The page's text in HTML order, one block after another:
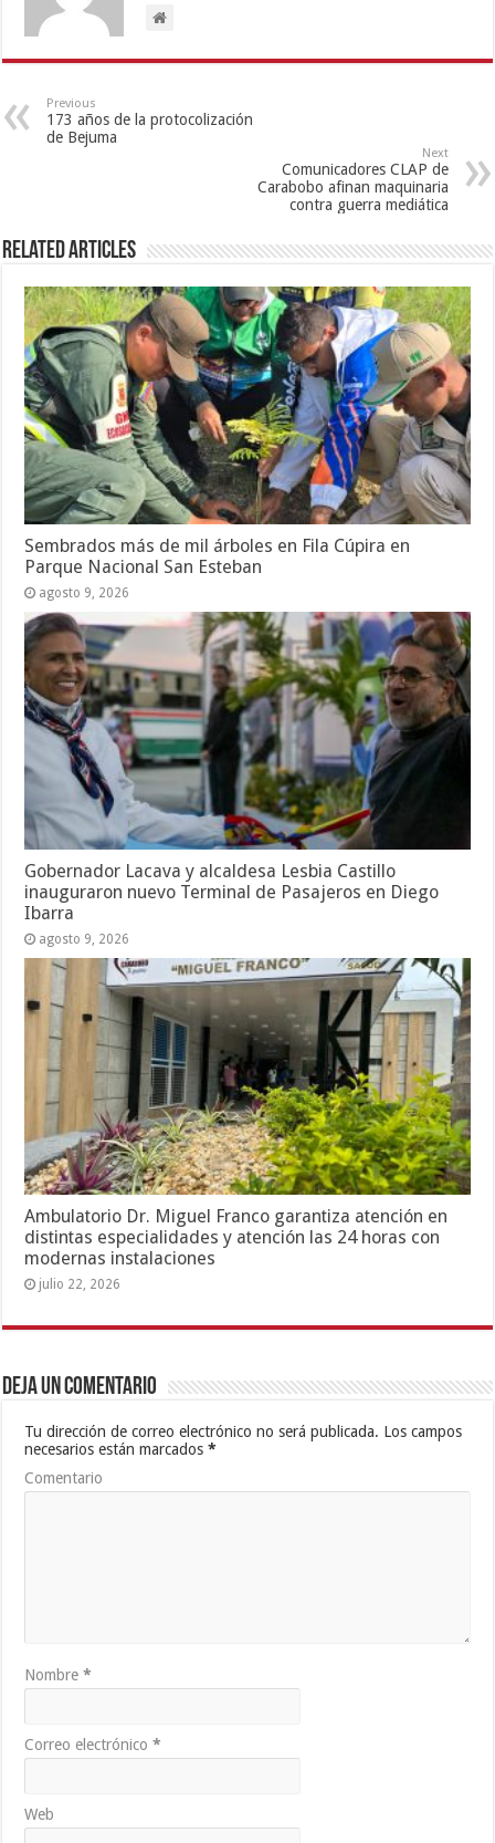
Previous
173 años de la protocolización
de Bejuma
Next
Comunicadores CLAP de
Carabobo afinan maquinaria
contra guerra mediática
Related Articles
Sembrados más de mil árboles en Fila Cúpira en
Parque Nacional San Esteban
agosto 9, 2026
Gobernador Lacava y alcaldesa Lesbia Castillo
inauguraron nuevo Terminal de Pasajeros en Diego
Ibarra
agosto 9, 2026
Ambulatorio Dr. Miguel Franco garantiza atención en
distintas especialidades y atención las 24 horas con
modernas instalaciones
julio 22, 2026
Deja un comentario
Tu dirección de correo electrónico no será publicada. Los campos
necesarios están marcados*
Comentario
Nombre*
Correo electrónico*
Web